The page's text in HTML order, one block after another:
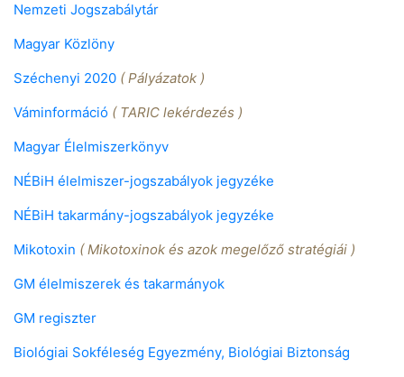
Nemzeti Jogszabálytár
Magyar Közlöny
Széchenyi 2020 ( Pályázatok )
Váminformáció ( TARIC lekérdezés )
Magyar Élelmiszerkönyv
NÉBiH élelmiszer-jogszabályok jegyzéke
NÉBiH takarmány-jogszabályok jegyzéke
Mikotoxin ( Mikotoxinok és azok megelőző stratégiái )
GM élelmiszerek és takarmányok
GM regiszter
Biológiai Sokféleség Egyezmény, Biológiai Biztonság